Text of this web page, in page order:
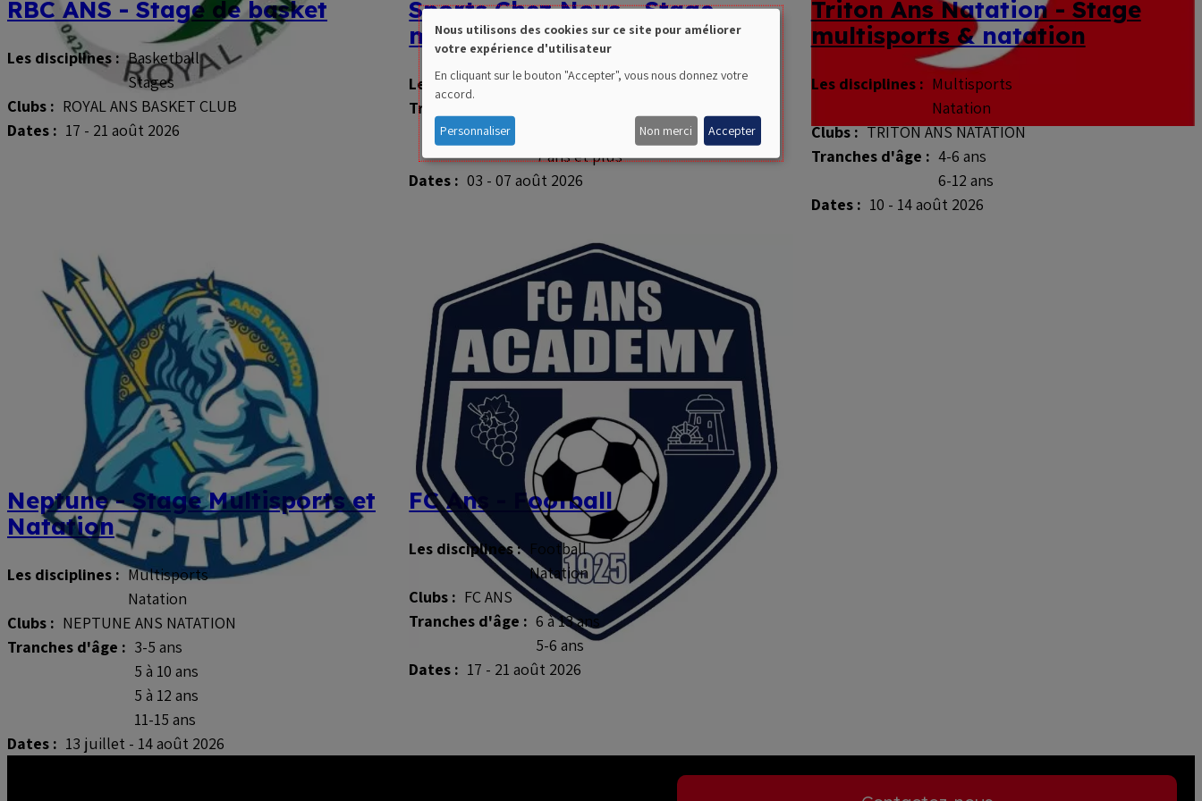
RBC ANS - Stage de basket
Les disciplines : Basketball
Stages
Clubs : ROYAL ANS BASKET CLUB
Dates : 17 - 21 août 2026
Sports Chez Nous - Stage
multisports
Les disciplines : Multisports
Tranches d'âge :
7 ans et plus
Dates : 03 - 07 août 2026
Triton Ans Natation - Stage
multisports & natation
Les disciplines : Multisports
Natation
Clubs : TRITON ANS NATATION
Tranches d'âge : 4-6 ans
6-12 ans
Dates : 10 - 14 août 2026
Neptune - Stage Multisports et
Natation
Les disciplines : Multisports
Natation
Clubs : NEPTUNE ANS NATATION
Tranches d'âge : 3-5 ans
5 à 10 ans
5 à 12 ans
11-15 ans
Dates : 13 juillet - 14 août 2026
FC Ans - Football
Les disciplines : Football
Natation
Clubs : FC ANS
Tranches d'âge : 6 à 13 ans
5-6 ans
Dates : 17 - 21 août 2026
Use
of
personal
data
cookies
Nous utilisons des cookies sur ce site pour améliorer
votre expérience d'utilisateur
En cliquant sur le bouton "Accepter", vous nous donnez votre
accord.
Personnaliser Non merci Accepter